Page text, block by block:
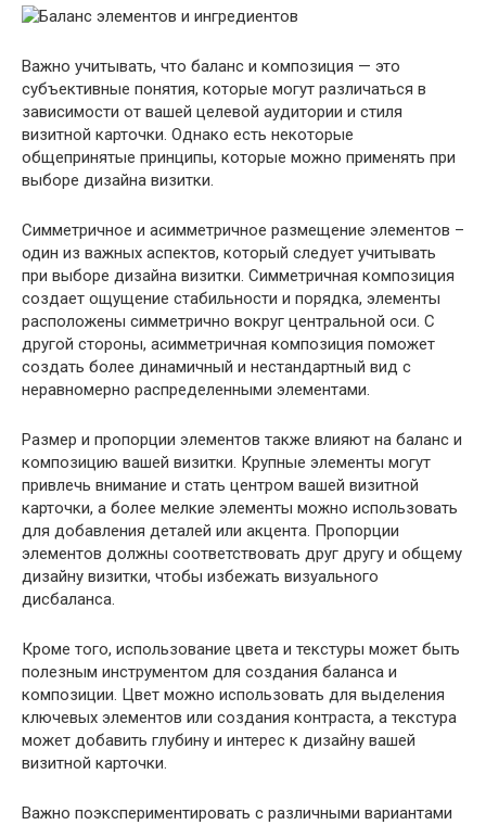
Важно учитывать, что баланс и композиция — это
субъективные понятия, которые могут различаться в
зависимости от вашей целевой аудитории и стиля
визитной карточки. Однако есть некоторые
общепринятые принципы, которые можно применять при
выборе дизайна визитки.
Симметричное и асимметричное размещение элементов –
один из важных аспектов, который следует учитывать
при выборе дизайна визитки. Симметричная композиция
создает ощущение стабильности и порядка, элементы
расположены симметрично вокруг центральной оси. С
другой стороны, асимметричная композиция поможет
создать более динамичный и нестандартный вид с
неравномерно распределенными элементами.
Размер и пропорции элементов также влияют на баланс и
композицию вашей визитки. Крупные элементы могут
привлечь внимание и стать центром вашей визитной
карточки, а более мелкие элементы можно использовать
для добавления деталей или акцента. Пропорции
элементов должны соответствовать друг другу и общему
дизайну визитки, чтобы избежать визуального
дисбаланса.
Кроме того, использование цвета и текстуры может быть
полезным инструментом для создания баланса и
композиции. Цвет можно использовать для выделения
ключевых элементов или создания контраста, а текстура
может добавить глубину и интерес к дизайну вашей
визитной карточки.
Важно поэкспериментировать с различными вариантами